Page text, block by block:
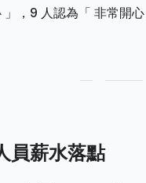
，9 人認為「 非常開
員薪水落點